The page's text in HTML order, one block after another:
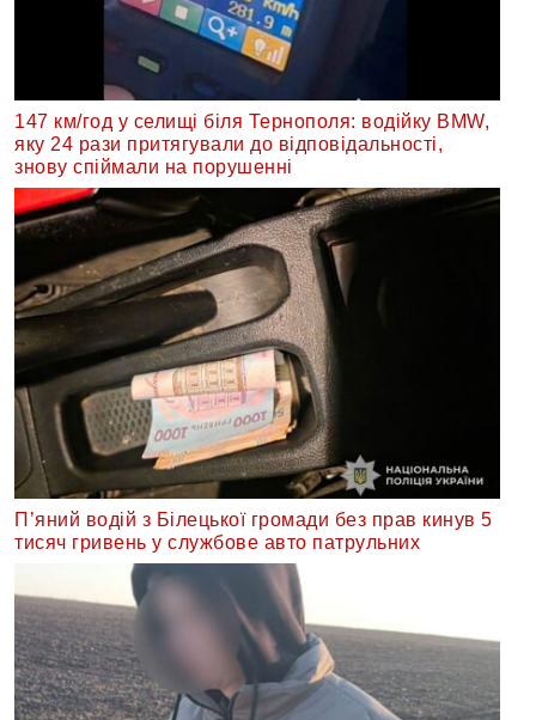
147 км/год у селищі біля Тернополя: водійку BMW,
яку 24 рази притягували до відповідальності,
знову спіймали на порушенні
П’яний водій з Білецької громади без прав кинув 5
тисяч гривень у службове авто патрульних